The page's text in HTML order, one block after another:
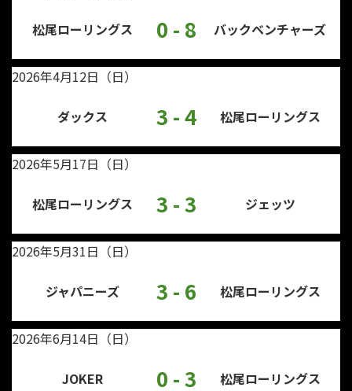
松尾ローリングス 0 - 8 バックベンチャーズ
2026年4月12日（日）
ダックス 3 - 4 松尾ローリングス
2026年5月17日（日）
松尾ローリングス 3 - 3 ジェッツ
2026年5月31日（日）
ジャパニーズ 3 - 6 松尾ローリングス
2026年6月14日（日）
JOKER 0 - 3 松尾ローリングス